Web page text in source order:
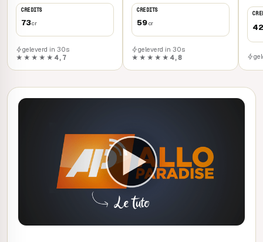
CREDITS
73cr
geleverd in 30s
★★★★★ 4,7
CREDITS
59cr
geleverd in 30s
★★★★★ 4,8